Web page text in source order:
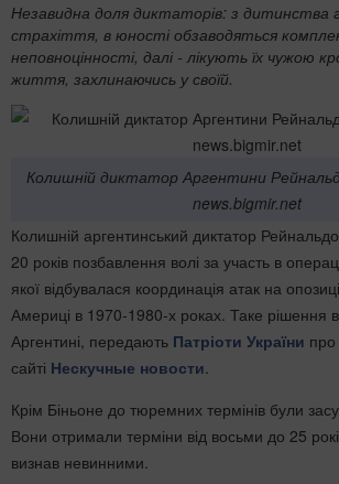
Незавидна доля диктаторів: з дитинства
страхіття, в юності обзаводяться
неповноцінності, далі - лікують їх чужою
життя, захлинаючись у своїй.
Колишній диктатор Аргентини
news.bigmir.net
Колишній аргентинський диктатор
20 років позбавлення волі за участь в
якої відбувалася координація атак на
Америці в 1970-1980-х роках. Таке рішення
Аргентині, передають Патріоти України
сайті Нескучные новости.
Крім Біньоне до тюремних термінів були
Вони отримали терміни від восьми до 25
визнав невинними.